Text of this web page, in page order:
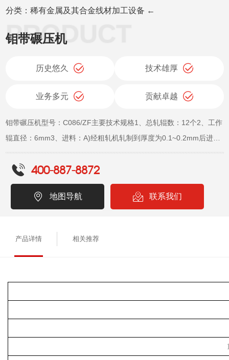
分类：稀有金属及其合金线材加工设备 ←
钼带碾压机
历史悠久 技术雄厚
业务多元 贡献卓越
钼带碾压机型号：C086/ZF主要技术规格1、总轧辊数：12个2、工作
辊直径：6mm3、进料：A)经粗轧机轧制到厚度为0.1~0.2mm后进入
0.025mm4、进入本机带材的宽度范围：1mm~4mm5、成品最小厚
度：0.025mm6、成品厚度公差：±0.002mm
400-887-8872
地图导航 联系我们
产品详情 相关推荐